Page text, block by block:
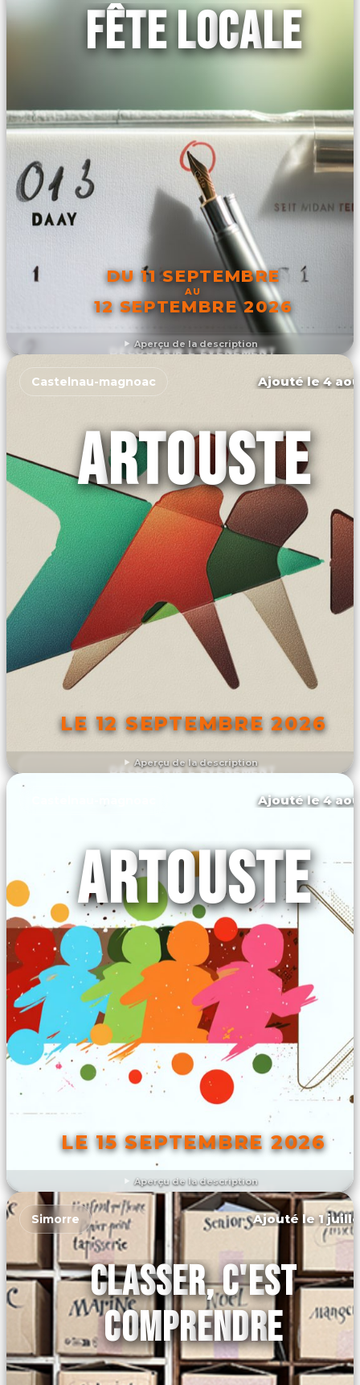
Aperçu de la description
FÊTE LOCALE
DU 11 SEPTEMBRE
AU
12 SEPTEMBRE 2026
DÉCOUVRIR L'ÉVÉNEMENT
Aperçu de la description
Castelnau-magnoac Ajouté le 4
ARTOUSTE
LE 12 SEPTEMBRE 2026
DÉCOUVRIR L'ÉVÉNEMENT
Aperçu de la description
Ajouté le 4
ARTOUSTE
LE 15 SEPTEMBRE 2026
DÉCOUVRIR L'ÉVÉNEMENT
Simorre Ajouté le 1
CLASSER, C'EST
COMPRENDRE